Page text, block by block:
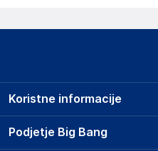
Podjetje Big Bang
Koristne informacije
Prodajna mesta